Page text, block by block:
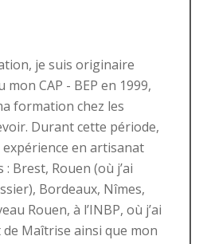
je suis originaire
mon CAP - BEP en 1999,
formation chez les
Durant cette période,
en artisanat
Brest, Rouen (où j’ai
Bordeaux, Nîmes,
Rouen, à l’INBP, où j’ai
Maîtrise ainsi que mon